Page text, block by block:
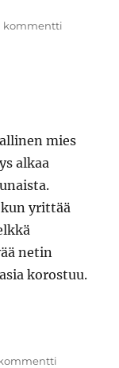
kommentti
mies
alkaa
yrittää
netin
korostuu.